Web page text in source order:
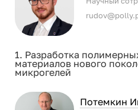
1. Разработка
материалов нового
микрогелей
Потемкин